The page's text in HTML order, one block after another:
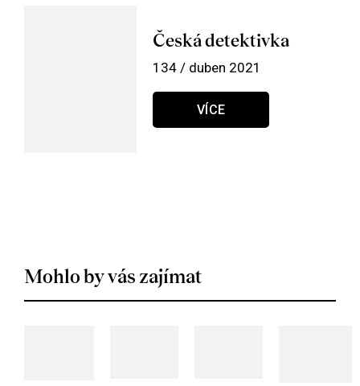
Česká detektivka
134 / duben 2021
VÍCE
Mohlo by vás zajímat